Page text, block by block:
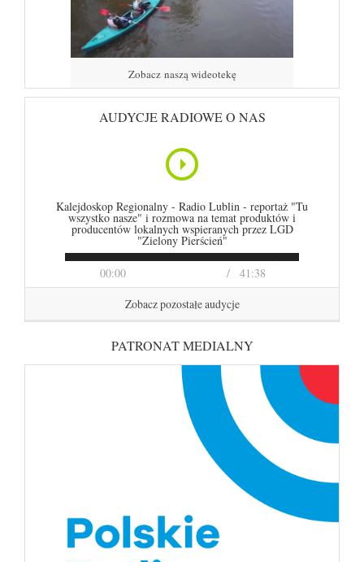
Zobacz naszą wideotekę
AUDYCJE RADIOWE O NAS
00:00 41:38
Kalejdoskop Regionalny - Radio Lublin - reportaż "Tu
wszystko nasze" i rozmowa na temat produktów i
producentów lokalnych wspieranych przez LGD
"Zielony Pierścień"
Zobacz pozostałe audycje
PATRONAT MEDIALNY